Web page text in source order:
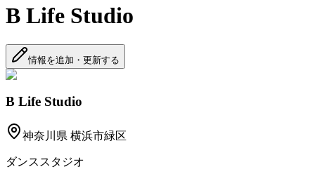
B Life Studio
情報を追加・更新する
B Life Studio
神奈川県 横浜市緑区
ダンススタジオ